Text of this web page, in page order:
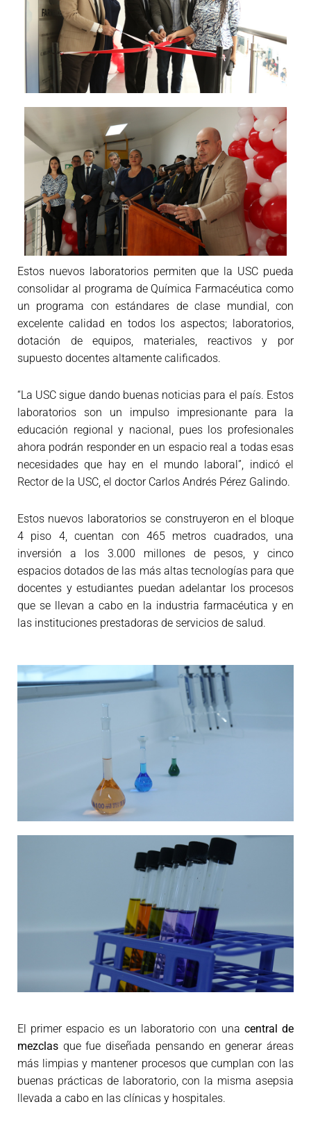
Estos nuevos laboratorios permiten que la USC pueda
consolidar al programa de Química Farmacéutica como
un programa con estándares de clase mundial, con
excelente calidad en todos los aspectos; laboratorios,
dotación de equipos, materiales, reactivos y por
supuesto docentes altamente calificados.
“La USC sigue dando buenas noticias para el país. Estos
laboratorios son un impulso impresionante para la
educación regional y nacional, pues los profesionales
ahora podrán responder en un espacio real a todas esas
necesidades que hay en el mundo laboral”, indicó el
Rector de la USC, el doctor Carlos Andrés Pérez Galindo.
Estos nuevos laboratorios se construyeron en el bloque
4 piso 4, cuentan con 465 metros cuadrados, una
inversión a los 3.000 millones de pesos, y cinco
espacios dotados de las más altas tecnologías para que
docentes y estudiantes puedan adelantar los procesos
que se llevan a cabo en la industria farmacéutica y en
las instituciones prestadoras de servicios de salud.
El primer espacio es un laboratorio con una central de
mezclas que fue diseñada pensando en generar áreas
más limpias y mantener procesos que cumplan con las
buenas prácticas de laboratorio, con la misma asepsia
llevada a cabo en las clínicas y hospitales.